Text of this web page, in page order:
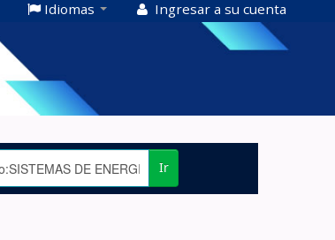
Idiomas Ingresar a su cuenta
Ir